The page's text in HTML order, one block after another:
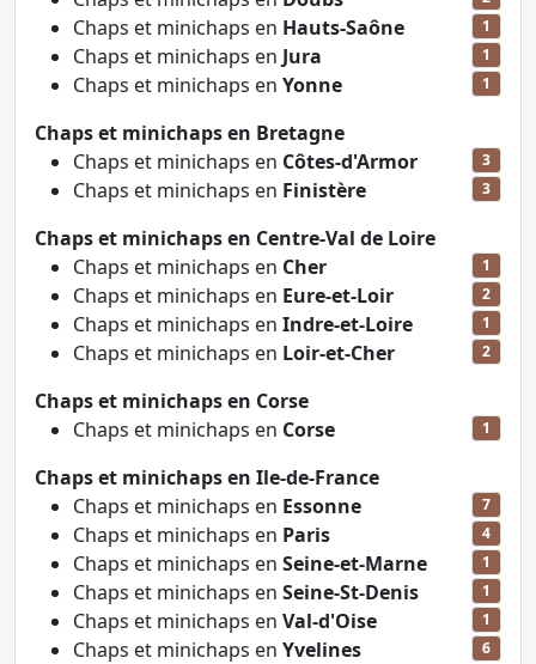
Chaps et minichaps en Hauts-Saône 1
Chaps et minichaps en Jura 1
Chaps et minichaps en Yonne 1
Chaps et minichaps en Bretagne
Chaps et minichaps en Côtes-d'Armor 3
Chaps et minichaps en Finistère 3
Chaps et minichaps en Centre-Val de Loire
Chaps et minichaps en Cher 1
Chaps et minichaps en Eure-et-Loir 2
Chaps et minichaps en Indre-et-Loire 1
Chaps et minichaps en Loir-et-Cher 2
Chaps et minichaps en Corse
Chaps et minichaps en Corse 1
Chaps et minichaps en Ile-de-France
Chaps et minichaps en Essonne 7
Chaps et minichaps en Paris 4
Chaps et minichaps en Seine-et-Marne 1
Chaps et minichaps en Seine-St-Denis 1
Chaps et minichaps en Val-d'Oise 1
Chaps et minichaps en Yvelines 6